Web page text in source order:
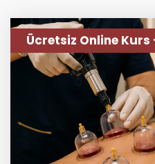
Ücretsiz Online Kurs